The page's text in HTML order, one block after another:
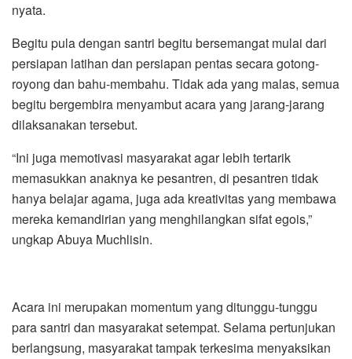
nyata.
Begitu pula dengan santri begitu bersemangat mulai dari
persiapan latihan dan persiapan pentas secara gotong-
royong dan bahu-membahu. Tidak ada yang malas, semua
begitu bergembira menyambut acara yang jarang-jarang
dilaksanakan tersebut.
“Ini juga memotivasi masyarakat agar lebih tertarik
memasukkan anaknya ke pesantren, di pesantren tidak
hanya belajar agama, juga ada kreativitas yang membawa
mereka kemandirian yang menghilangkan sifat egois,”
ungkap Abuya Muchlisin.
Acara ini merupakan momentum yang ditunggu-tunggu
para santri dan masyarakat setempat. Selama pertunjukan
berlangsung, masyarakat tampak terkesima menyaksikan